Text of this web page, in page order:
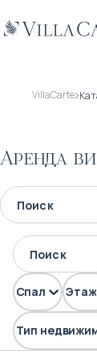
VillaCarte
Аренда
Тип
Спален
Вилла